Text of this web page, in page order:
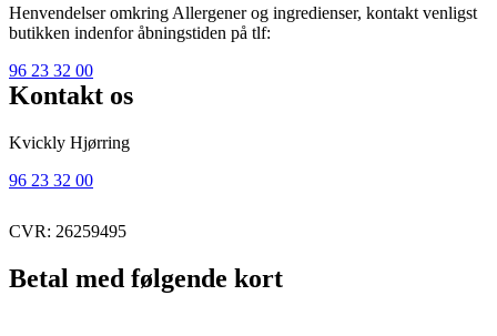
Henvendelser omkring Allergener og ingredienser, kontakt venligst
butikken indenfor åbningstiden på tlf:
96 23 32 00
Kontakt os
Kvickly Hjørring
96 23 32 00
CVR: 26259495
Betal med følgende kort